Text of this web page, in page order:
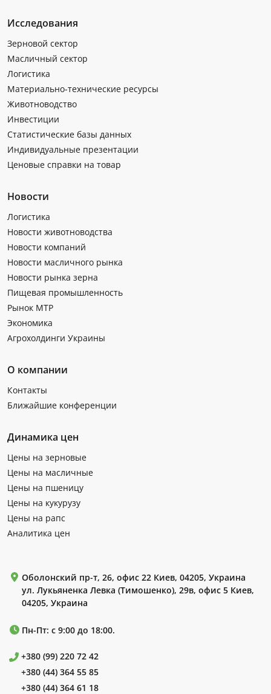
Исследования
Зерновой сектор
Масличный сектор
Логистика
Материально-технические ресурсы
Животноводство
Инвестиции
Статистические базы данных
Индивидуальные презентации
Ценовые справки на товар
Новости
Логистика
Новости животноводства
Новости компаний
Новости масличного рынка
Новости рынка зерна
Пищевая промышленность
Рынок МТР
Экономика
Агрохолдинги Украины
О компании
Контакты
Ближайшие конференции
Динамика цен
Цены на зерновые
Цены на масличные
Цены на пшеницу
Цены на кукурузу
Цены на рапс
Аналитика цен
Оболонский пр-т, 26, офис 22 Киев, 04205, Украина
ул. Лукьяненка Левка (Тимошенко), 29в, офис 5 Киев,
04205, Украина
Пн-Пт: с 9:00 до 18:00.
+380 (99) 220 72 42
+380 (44) 364 55 85
+380 (44) 364 61 18